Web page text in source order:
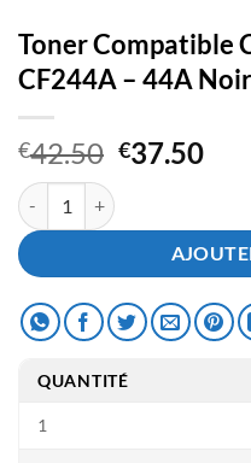
Toner Compatible
CF244A – 44A Noir
€42.50 Le
était :
€42.50.
€37.50Le
est
quantité de Toner Compatible
QUANTITÉ
1